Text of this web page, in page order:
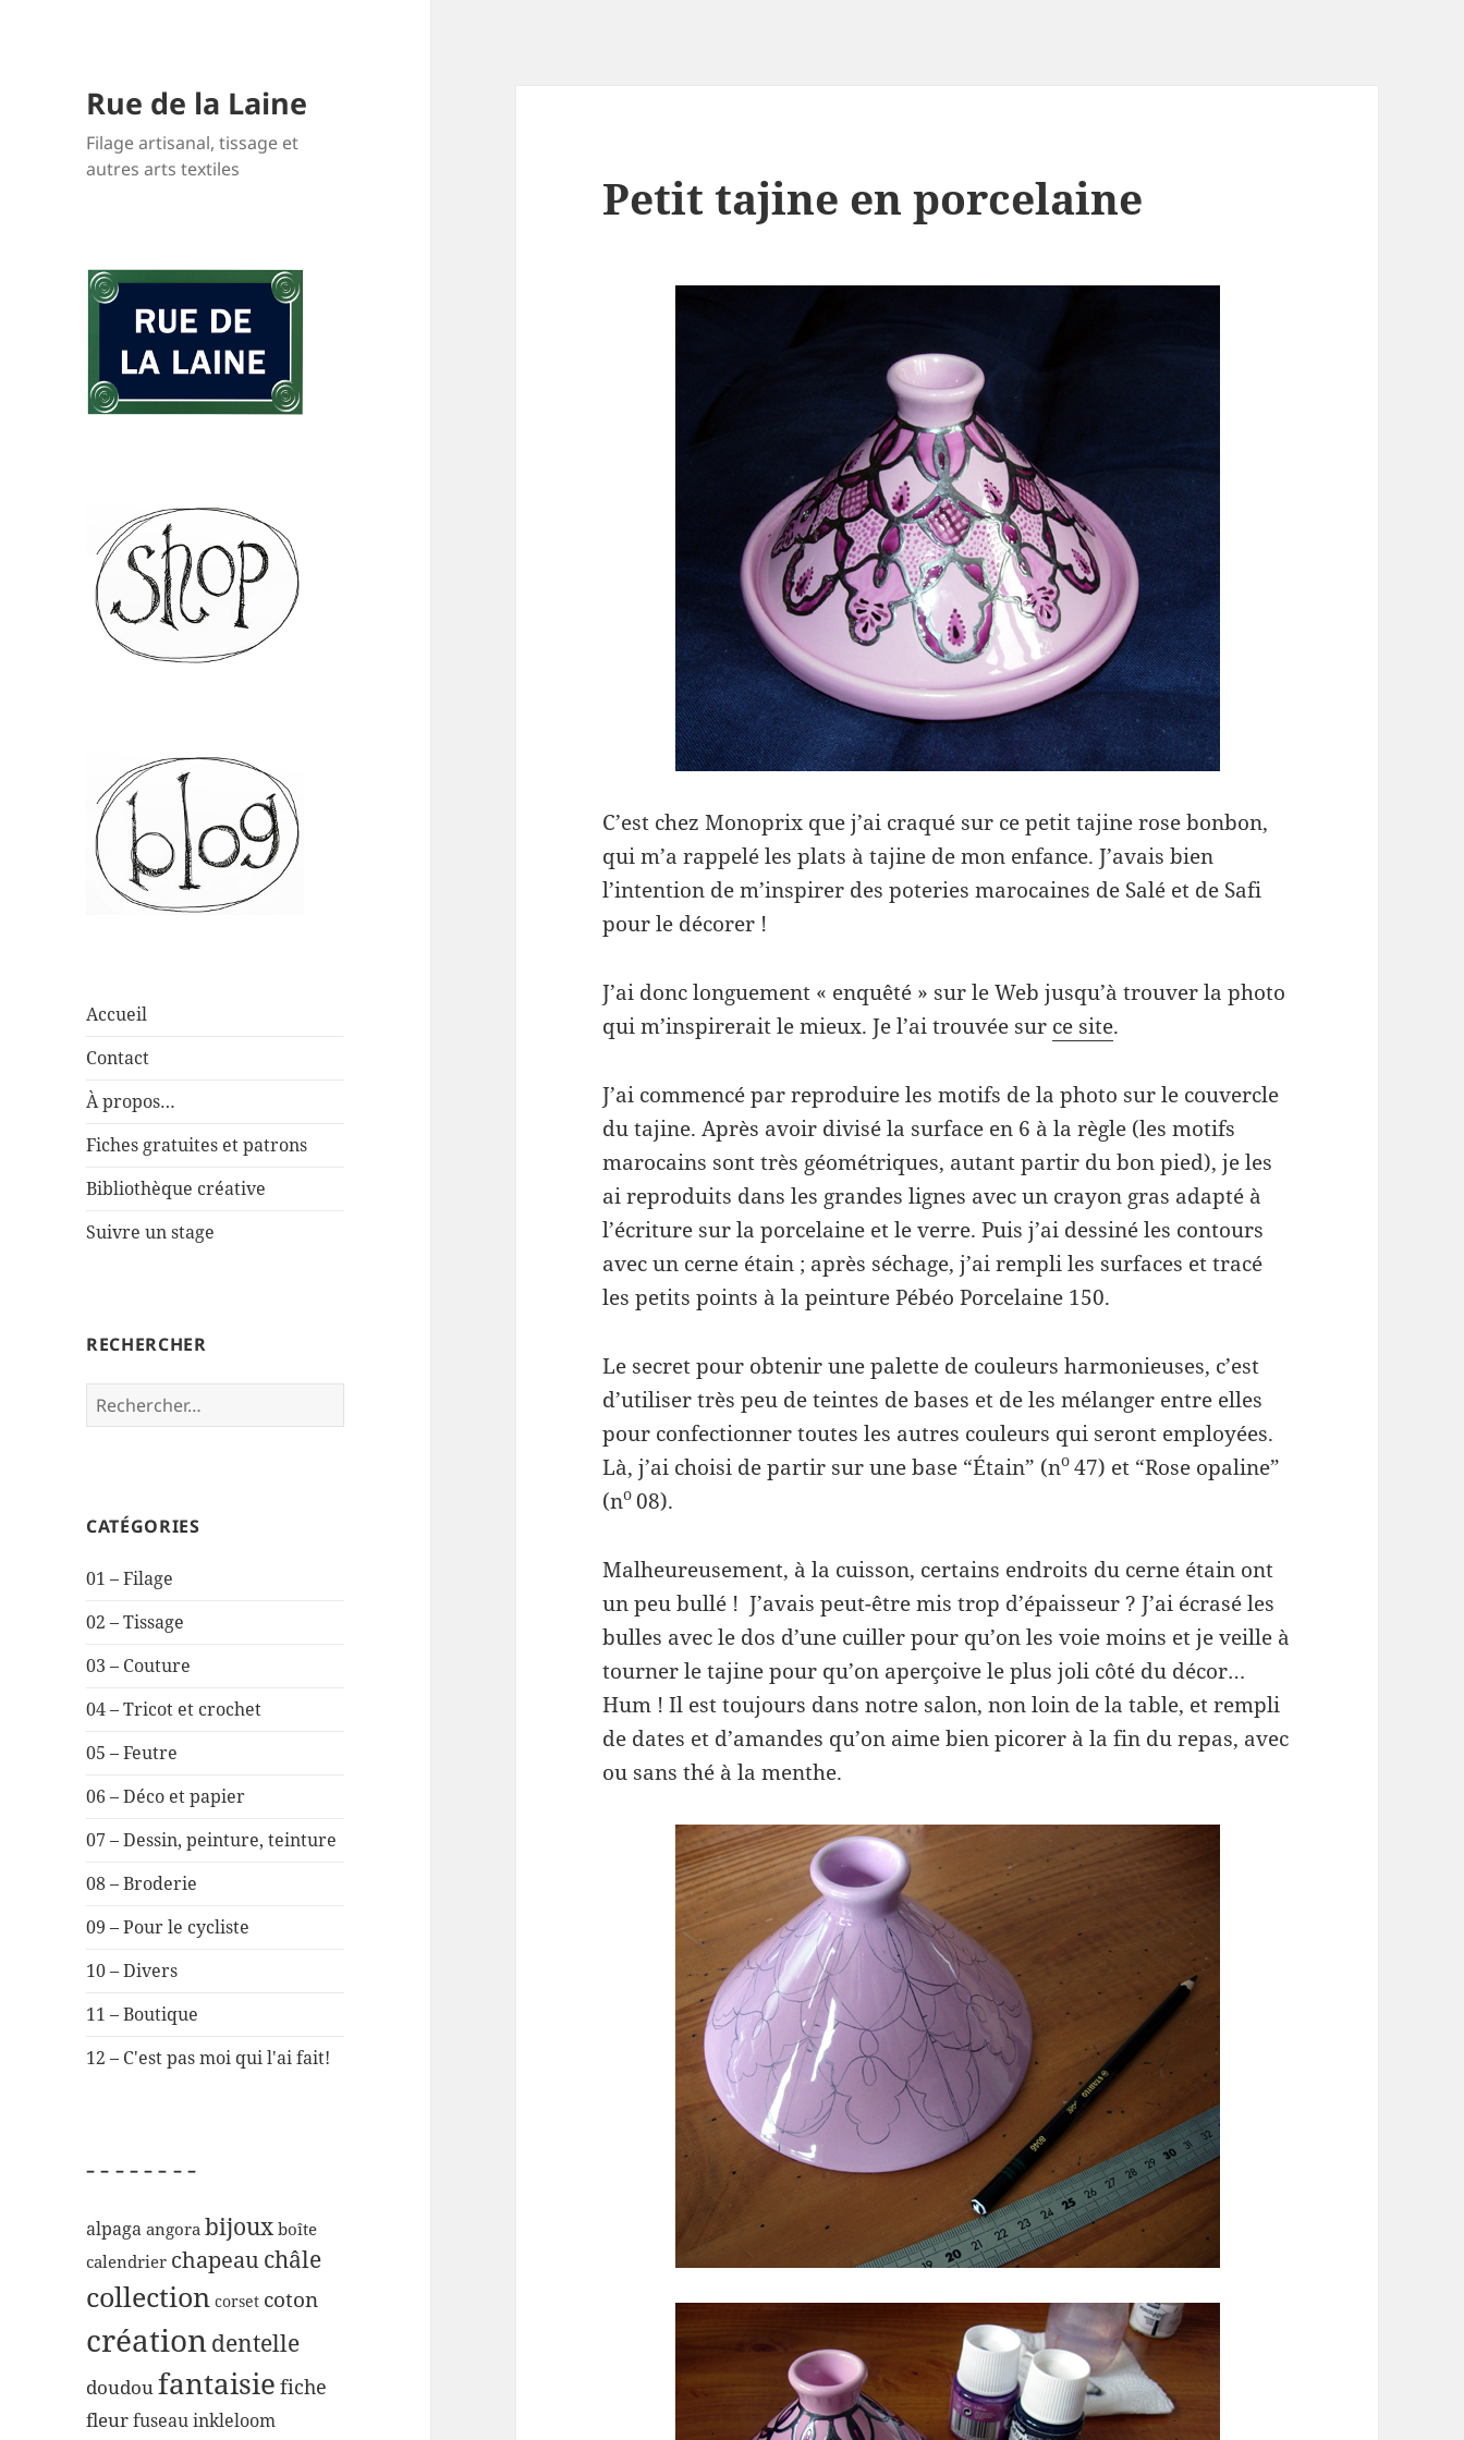
Rue de la Laine
Filage artisanal, tissage et
autres arts textiles
Accueil
Contact
À propos…
Fiches gratuites et patrons
Bibliothèque créative
Suivre un stage
RECHERCHER
Rechercher :
CATÉGORIES
01 – Filage
02 – Tissage
03 – Couture
04 – Tricot et crochet
05 – Feutre
06 – Déco et papier
07 – Dessin, peinture, teinture
08 – Broderie
09 – Pour le cycliste
10 – Divers
11 – Boutique
12 – C'est pas moi qui l'ai fait!
– – – – – – – –
alpaga angora bijoux boîte
calendrier chapeauchâle
collection corset coton
créationdentelle
doudoufantaisie fiche
fleurfuseauinkleloom
Petit tajine en porcelaine
C’est chez Monoprix que j’ai craqué sur ce petit tajine rose bonbon,
qui m’a rappelé les plats à tajine de mon enfance. J’avais bien
l’intention de m’inspirer des poteries marocaines de Salé et de Safi
pour le décorer !
J’ai donc longuement « enquêté » sur le Web jusqu’à trouver la photo
qui m’inspirerait le mieux. Je l’ai trouvée sur ce site.
J’ai commencé par reproduire les motifs de la photo sur le couvercle
du tajine. Après avoir divisé la surface en 6 à la règle (les motifs
marocains sont très géométriques, autant partir du bon pied), je les
ai reproduits dans les grandes lignes avec un crayon gras adapté à
l’écriture sur la porcelaine et le verre. Puis j’ai dessiné les contours
avec un cerne étain ; après séchage, j’ai rempli les surfaces et tracé
les petits points à la peinture Pébéo Porcelaine 150.
Le secret pour obtenir une palette de couleurs harmonieuses, c’est
d’utiliser très peu de teintes de bases et de les mélanger entre elles
pour confectionner toutes les autres couleurs qui seront employées.
Là, j’ai choisi de partir sur une base “Étain” (no 47) et “Rose opaline”
(no 08).
Malheureusement, à la cuisson, certains endroits du cerne étain ont
un peu bullé ! J’avais peut-être mis trop d’épaisseur ? J’ai écrasé les
bulles avec le dos d’une cuiller pour qu’on les voie moins et je veille à
tourner le tajine pour qu’on aperçoive le plus joli côté du décor…
Hum ! Il est toujours dans notre salon, non loin de la table, et rempli
de dates et d’amandes qu’on aime bien picorer à la fin du repas, avec
ou sans thé à la menthe.